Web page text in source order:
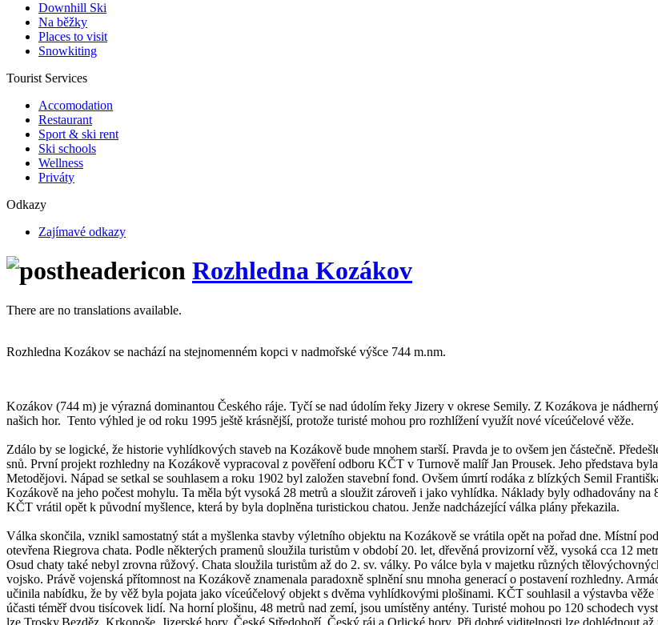
Downhill Ski
Na běžky
Places to visit
Snowkiting
Tourist Services
Accomodation
Restaurant
Sport & ski rent
Ski schools
Wellness
Priváty
Odkazy
Zajímavé odkazy
Rozhledna Kozákov
There are no translations available.
Rozhledna Kozákov se nachází na stejnomenném kopci v nadmořské výšce 744 m.nm.
Kozákov (744 m) je výrazná dominantou Českého ráje. Tyčí se nad údolím řeky Jizery v okrese Semily. Z Kozákova je
našich hor. Tento výhled je od roku 1995 ještě krásnější, protože turisté mohou pro rozhlížení využít nové víceúčelové věže.
Zdálo by se logické, že historie vyhlídkových staveb na Kozákově bude mnohem starší. Pravda je to ovšem jen částečně.
snů. První projekt rozhledny na Kozákově vypracoval z pověření odboru KČT v Turnově malíř Jan Prousek. Jeho představa
Metodějovi. Nápad se setkal se souhlasem a roku 1902 byl založen stavební fond. Ovšem úmrtí rodáka z blízkých Semil
Kozákově na jeho počest mohylu. Ta měla být vysoká 28 metrů a sloužit zároveň i jako vyhlídka. Náklady byly odhadovány
KČT vrátil opět k původní myšlence, která by byla doplněna turistickou chatou. Jenže nadcházející válka plány překazila.
Válka skončila, vznikl samostatný stát a myšlenka stavby výletního objektu na Kozákově se vrátila opět na pořad dne. Místní
otevřena Riegrova chata. Podle některých pramenů sloužila turistům v období 20. let, dřevěná provizorní věž, vysoká cca 12
Osud chaty také nebyl zrovna růžový. Chata sloužila turistům až do 2. sv. války. Po válce byla v majetku různých
vojsko. Právě vojenská přítomnost na Kozákově znamenala paradoxně splnění snu mnoha generací o postavení rozhledny.
učinila nabídku, že by věž byla pojata jako víceúčelový objekt s dvěma vyhlídkovými plošinami. KČT souhlasil a výstavba
účasti téměř dvou tisícovek lidí. Na horní plošinu, 48 metrů nad zemí, jsou umístěny antény. Turisté mohou po 120 schodech
lze Trosky,Bezděz, Krkonoše, Jizerské hory, České Středohoří, Český ráj a Orlické hory. Při dobré viditelnosti lze dohlédnout až